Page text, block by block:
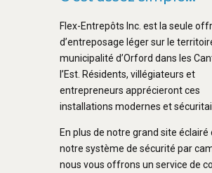
Flex-Entrepôts Inc. est la seule
d’entreposage léger sur le
municipalité d’Orford dans les
l’Est. Résidents, villégiateurs et
entrepreneurs apprécieront ces
installations modernes et
En plus de notre grand site éclairé
notre système de sécurité par
nous vous offrons un service de